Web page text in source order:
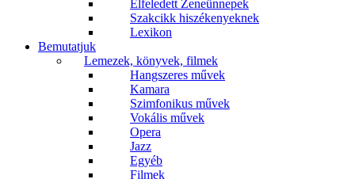
Elfeledett Zeneünnepek
Szakcikk hiszékenyeknek
Lexikon
Bemutatjuk
Lemezek, könyvek, filmek
Hangszeres művek
Kamara
Szimfonikus művek
Vokális művek
Opera
Jazz
Egyéb
Filmek